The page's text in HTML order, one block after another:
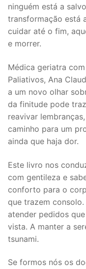
ninguém está a
transformação está
cuidar até o fim,
e morrer.
Médica geriatra
Paliativos, Ana
a um novo olhar
da finitude pode
reavivar
caminho para um
ainda que haja dor.
Este livro nos
com gentileza e
conforto para o
que trazem
atender pedidos
vista. A manter a
tsunami.
Se formos nós os